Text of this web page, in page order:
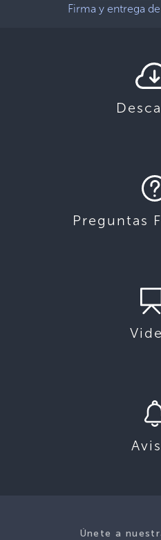
Firma y entrega
Preguntas
Únete a